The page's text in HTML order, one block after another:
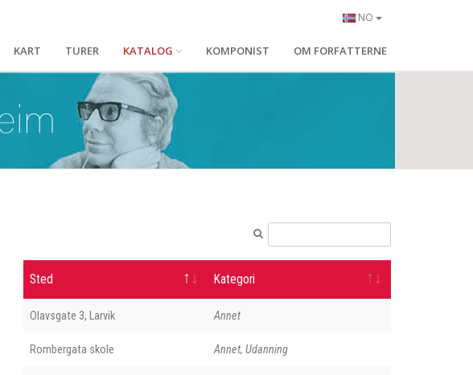
NO
KART TURER KATALOG KOMPONIST OM FORFATTERNE
Sted Kategori
Olavsgate 3, Larvik Annet
Rombergata skole Annet, Udanning